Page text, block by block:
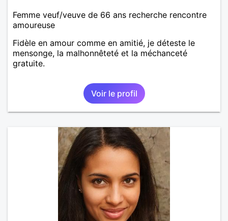
Femme veuf/veuve de 66 ans recherche rencontre
amoureuse
Fidèle en amour comme en amitié, je déteste le
mensonge, la malhonnêteté et la méchanceté
gratuite.
Voir le profil